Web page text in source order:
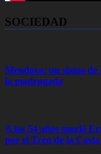
SOCIEDAD
Mendoza: un sismo
la madrugada
A los 54 años murió
por el Tren de la